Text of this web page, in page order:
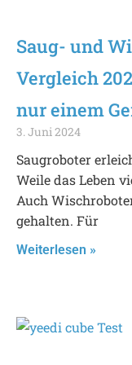
Saug- und
Vergleich
nur einem
3. Juni 2024
Saugroboter
Weile das Leben
Auch
gehalten. Für
Weiterlesen »